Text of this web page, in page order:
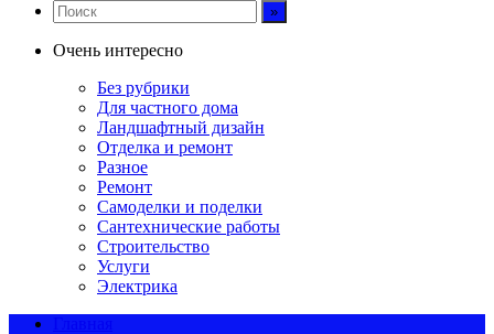
Очень интересно
Без рубрики
Для частного дома
Ландшафтный дизайн
Отделка и ремонт
Разное
Ремонт
Самоделки и поделки
Сантехнические работы
Строительство
Услуги
Электрика